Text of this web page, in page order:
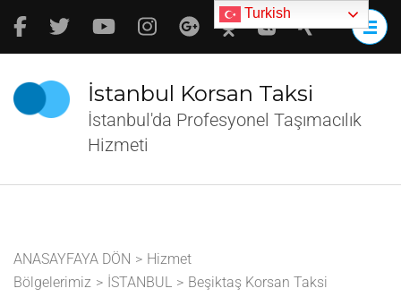
İçeriğe
atla
tuşuna
basın)
İstanbul Korsan Taksi
İstanbul'da Profesyonel Taşımacılık
Hizmeti
ANASAYFAYA DÖN > Hizmet
Bölgelerimiz > İSTANBUL > Beşiktaş Korsan Taksi
Turkish